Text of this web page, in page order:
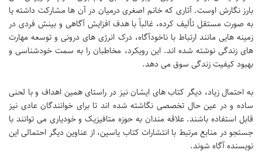
بارز نگارش اوست. آثاری که خانم اصغری درمیان در آن ها مشارکت داشته یا
به صورت مستقل تألیف کرده، غالباً با هدف افزایش آگاهی و بینش فردی در
زمینه هایی مانند ارتباط با ناخودآگاه، درک انرژی های درونی و توسعه مهارت
های زندگی نوشته شده اند. این رویکرد، مخاطبان را به سمت خودشناسی و
بهبود کیفیت زندگی سوق می دهد.
به احتمال زیاد، دیگر کتاب های ایشان نیز در راستای همین اهداف و با لحنی
ساده و در عین حال تخصصی نگاشته شده اند تا برای خوانندگان عادی نیز
قابل استفاده باشند. علاقه مندان به حوزه متافیزیک و خودیاری می توانند با
جستجو در منابع مرتبط با انتشارات کتاب یاسین، از عناوین دیگر احتمالی این
نویسنده آگاه شوند.